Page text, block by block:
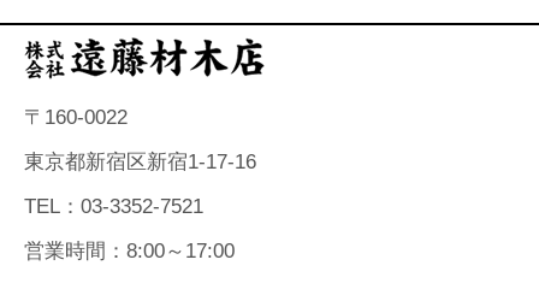
〒160-0022
東京都新宿区新宿1-17-16
TEL：03-3352-7521
営業時間：8:00～17:00